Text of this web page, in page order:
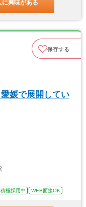
に興味がある
保存する
媛で展開してい
積極採用中 WEB面接OK